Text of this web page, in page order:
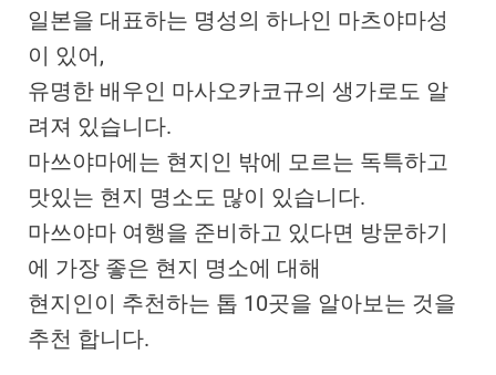
일본을 대표하는 명성의 하나인 마츠야마성
이 있어,
유명한 배우인 마사오카코규의 생가로도 알
려져 있습니다.
마쓰야마에는 현지인 밖에 모르는 독특하고
맛있는 현지 명소도 많이 있습니다.
마쓰야마 여행을 준비하고 있다면 방문하기
에 가장 좋은 현지 명소에 대해
현지인이 추천하는 톱 10곳을 알아보는 것을
추천 합니다.